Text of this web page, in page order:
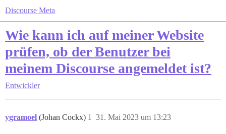
Discourse Meta
Wie kann ich auf meiner Website
prüfen, ob der Benutzer bei
meinem Discourse angemeldet ist?
Entwickler
ygramoel (Johan Cockx) 31. Mai 2023 um 13:23
1